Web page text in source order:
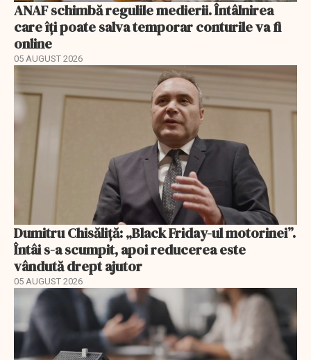
ANAF schimbă regulile medierii. Întâlnirea
care îți poate salva temporar conturile va fi
online
05 AUGUST 2026
Dumitru Chisăliță: „Black Friday-ul motorinei”.
Întâi s-a scumpit, apoi reducerea este
vândută drept ajutor
05 AUGUST 2026